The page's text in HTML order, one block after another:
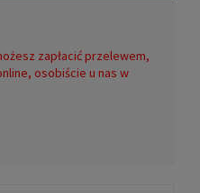
zapłacić przelewem,
osobiście u nas w